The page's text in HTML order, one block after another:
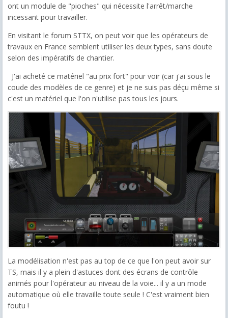
ont un module de "pioches" qui nécessite l'arrêt/marche
incessant pour travailler.
En visitant le forum STTX, on peut voir que les opérateurs de
travaux en France semblent utiliser les deux types, sans doute
selon des impératifs de chantier.
J'ai acheté ce matériel "au prix fort" pour voir (car j'ai sous le
coude des modèles de ce genre) et je ne suis pas déçu même si
c'est un matériel que l'on n'utilise pas tous les jours.
La modélisation n'est pas au top de ce que l'on peut avoir sur
TS, mais il y a plein d'astuces dont des écrans de contrôle
animés pour l'opérateur au niveau de la voie... il y a un mode
automatique où elle travaille toute seule ! C'est vraiment bien
foutu !